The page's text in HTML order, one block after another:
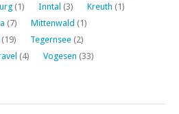
(1) Inntal (3) Kreuth (1)
(7) Mittenwald (1)
(19) Tegernsee (2)
(4) Vogesen (33)